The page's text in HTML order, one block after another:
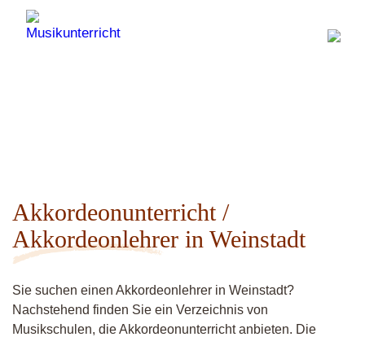
Akkordeonunterricht /
Akkordeonlehrer in Weinstadt
Sie suchen einen Akkordeonlehrer in Weinstadt?
Nachstehend finden Sie ein Verzeichnis von
Musikschulen, die Akkordeonunterricht anbieten. Die